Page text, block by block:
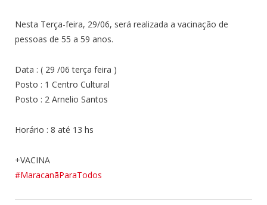
Nesta Terça-feira, 29/06, será realizada a vacinação de
pessoas de 55 a 59 anos.
Data : ( 29 /06 terça feira )
Posto : 1 Centro Cultural
Posto : 2 Arnelio Santos
Horário : 8 até 13 hs
+VACINA
#MaracanãParaTodos